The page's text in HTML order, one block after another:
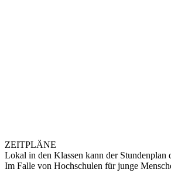
ZEITPLÄNE
Lokal in den Klassen kann der Stundenplan
Im Falle von Hochschulen für junge